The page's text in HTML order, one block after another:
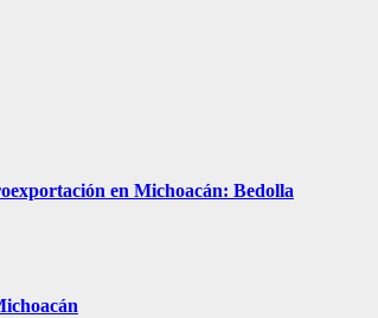
en Michoacán: Bedolla